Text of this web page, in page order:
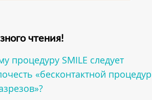
чтения!
процедуру SMILE следует
«бесконтактной